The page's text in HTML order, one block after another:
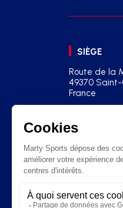
SIÈGE
Route de la
49370
France